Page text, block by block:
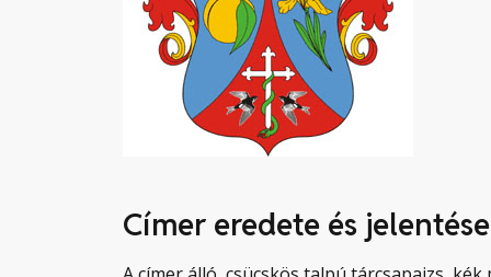
Címer eredete és jelentése